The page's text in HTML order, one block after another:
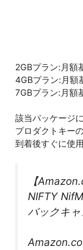
2GBプラン:月額
4GBプラン:月額
7GBプラン:月額
該当パッケージ
プロダクトキー
到着後すぐに使
【
NIFTY
バックキ